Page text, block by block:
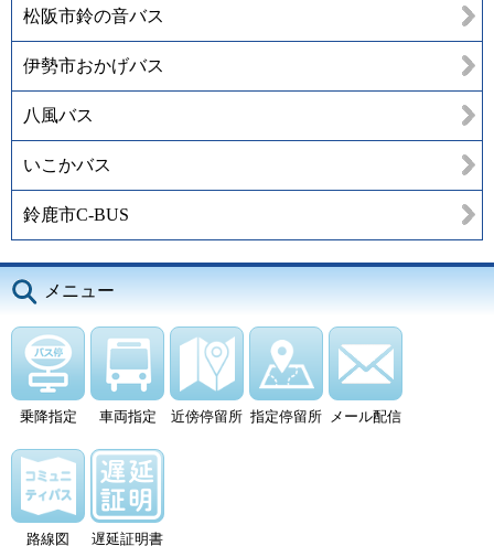
松阪市鈴の音バス
伊勢市おかげバス
八風バス
いこかバス
鈴鹿市C-BUS
メニュー
乗降指定 車両指定 近傍停留所 指定停留所 メール配信
路線図 遅延証明書